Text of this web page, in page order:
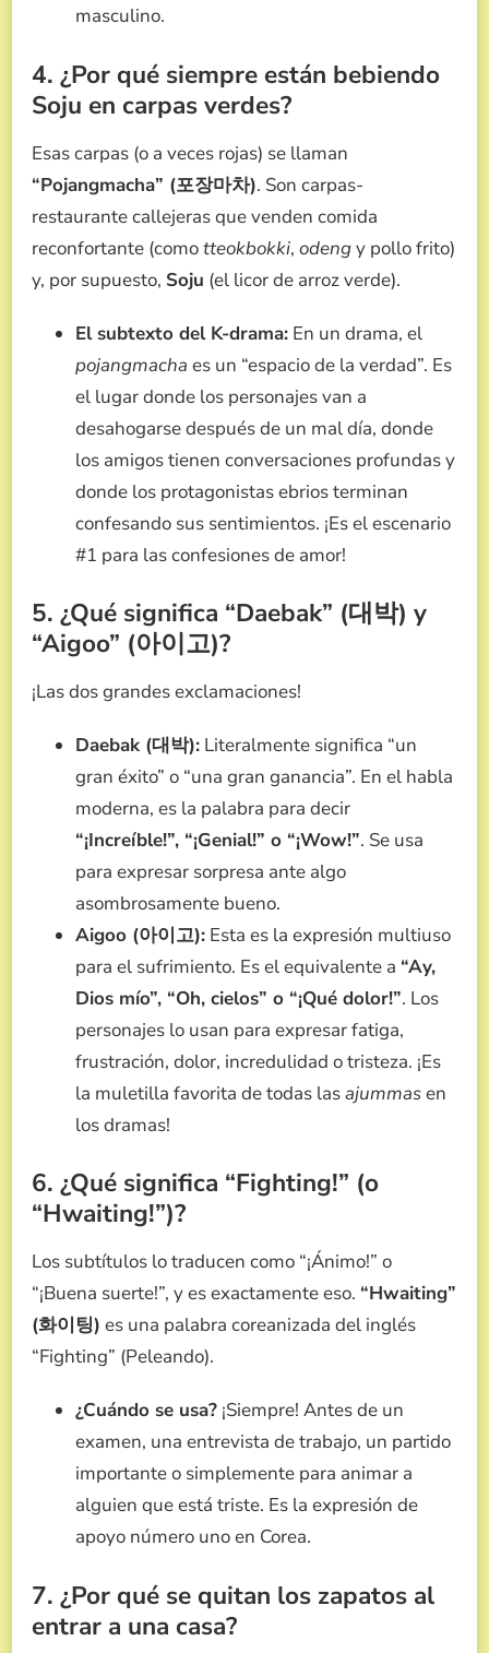
masculino.
4. ¿Por qué siempre están bebiendo
Soju en carpas verdes?
Esas carpas (o a veces rojas) se llaman
“Pojangmacha” (포장마차). Son carpas-
restaurante callejeras que venden comida
reconfortante (comotteokbokki, odengy pollo frito)
y, por supuesto, Soju (el licor de arroz verde).
El subtexto del K-drama: En un drama, el
pojangmacha es un “espacio de la verdad”. Es
el lugar donde los personajes van a
desahogarse después de un mal día, donde
los amigos tienen conversaciones profundas y
donde los protagonistas ebrios terminan
confesando sus sentimientos. ¡Es el escenario
#1 para las confesiones de amor!
5. ¿Qué significa “Daebak” (대박) y
“Aigoo” (아이고)?
¡Las dos grandes exclamaciones!
Daebak (대박): Literalmente significa “un
gran éxito” o “una gran ganancia”. En el habla
moderna, es la palabra para decir
“¡Increíble!”, “¡Genial!” o “¡Wow!”. Se usa
para expresar sorpresa ante algo
asombrosamente bueno.
Aigoo (아이고): Esta es la expresión multiuso
para el sufrimiento. Es el equivalente a “Ay,
Dios mío”, “Oh, cielos” o “¡Qué dolor!”. Los
personajes lo usan para expresar fatiga,
frustración, dolor, incredulidad o tristeza. ¡Es
la muletilla favorita de todas lasajummasen
los dramas!
6. ¿Qué significa “Fighting!” (o
“Hwaiting!”)?
Los subtítulos lo traducen como “¡Ánimo!” o
“¡Buena suerte!”, y es exactamente eso. “Hwaiting”
(화이팅) es una palabra coreanizada del inglés
“Fighting” (Peleando).
¿Cuándo se usa? ¡Siempre! Antes de un
examen, una entrevista de trabajo, un partido
importante o simplemente para animar a
alguien que está triste. Es la expresión de
apoyo número uno en Corea.
7. ¿Por qué se quitan los zapatos al
entrar a una casa?